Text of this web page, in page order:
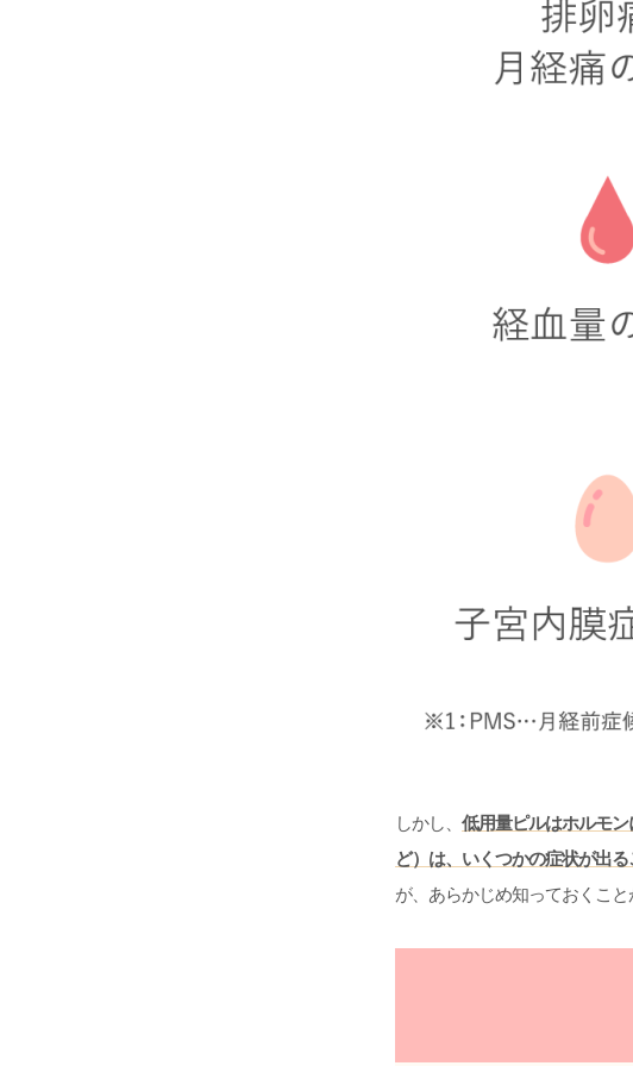
しかし、 低用量ピルはホルモ
ど）は、いくつかの症状が出
が、あらかじめ知っておくこと